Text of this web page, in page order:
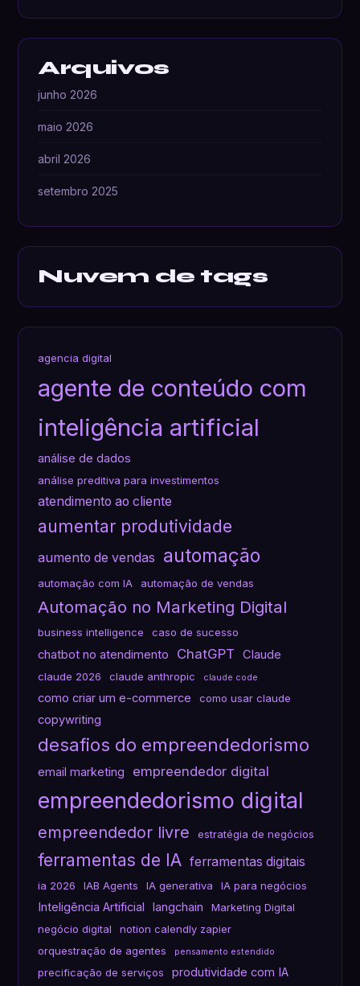
Arquivos
junho 2026
maio 2026
abril 2026
setembro 2025
Nuvem de tags
agencia digital
agente de conteúdo com
inteligência artificial
análise de dados
análise preditiva para investimentos
atendimento ao cliente
aumentar produtividade
aumento de vendas automação
automação com IA automação de vendas
Automação no Marketing Digital
business intelligence caso de sucesso
chatbot no atendimento ChatGPT Claude
claude 2026 claude anthropic claude code
como criar um e-commerce como usar claude
copywriting
desafios do empreendedorismo
email marketing empreendedor digital
empreendedorismo digital
empreendedor livre estratégia de negócios
ferramentas de IA ferramentas digitais
ia 2026 IAB Agents IA generativa IA para negócios
Inteligência Artificial langchain
Marketing Digital
negócio digital
notion calendly zapier
orquestração de agentes
pensamento estendido
precificação de serviços produtividade com IA